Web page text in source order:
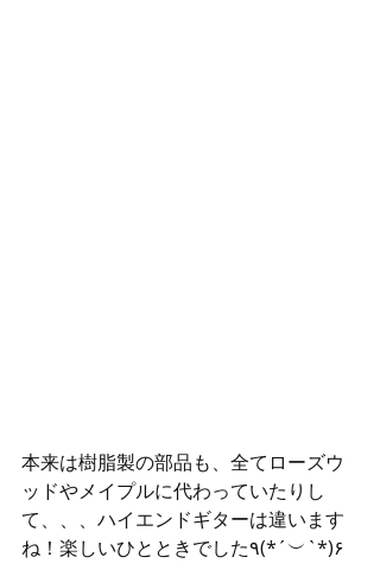
本来は樹脂製の部品も、全てローズウ
ッドやメイプルに代わっていたりし
て、、、ハイエンドギターは違います
ね！楽しいひとときでした٩(*´︶`*)۶